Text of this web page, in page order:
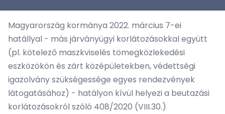
Magyarország kormánya 2022. március 7-ei
hatállyal - más járványügyi korlátozásokkal együtt
(pl. kötelező maszkviselés tömegközlekedési
eszközökön és zárt középületekben, védettségi
igazolvány szükségessége egyes rendezvények
látogatásához) - hatályon kívül helyezi a beutazási
korlátozásokról szóló 408/2020 (VIII.30.)